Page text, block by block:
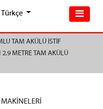
Türkçe
TAM AKÜLÜ İSTİF
2.9 METRE TAM AKÜLÜ